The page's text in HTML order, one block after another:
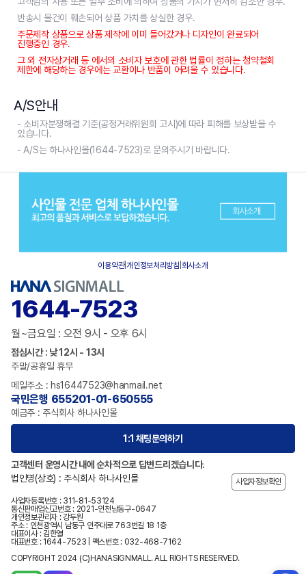
반송시 물건이 훼손되어 상품 가치를 상실한 경우.
주문제작 상품으로 상품 제작에 이미 들어갔거나 디자인이 완료되어
진행중인 경우.
그 외 전자상거래 등 에서의 소비자 보호에 관한 법률이 정하는 청약철회
제한에 해당하는 경우에는 교환이나 반품이 어려울 수 있습니다.
A/S안내
- 소비자분쟁해결 기준(공정거래위원회 고시)에 따라 피해를 보상받을 수
있습니다.
- A/S는 하나사인몰(1644-7523)로 문의주시기 바랍니다.
이용약관|개인정보처리방침 회사소개
1644-7523
월~금요일 : 오전 9시 - 오후 6시
점심시간 : 낮 12시 - 13시
주말/공휴일 휴무
메일주소 : hs16447523@hanmail.net
국민은행 655201-01-650555
예금주 : 주식회사 하나사인몰
1:1 채팅문의하기
고객센터 운영시간 내에 순차적으로 답변드리겠습니다.
법인명(상호) : 주식회사 하나사인몰
사업자정보확인
사업자등록번호 : 311-81-53124
통신판매업신고번호 : 2021-인천남동구-0647
개인정보관리자 : 강두원
주소 : 인천광역시 남동구 인주대로 763번길 18 1층
대표이사 : 김한열
대표번호 : 1644-7523 | 팩스번호 : 032-468-7162
COPYRIGHT 2024 (C)HANASIGNMALL. ALL RIGHTS RESERVED.